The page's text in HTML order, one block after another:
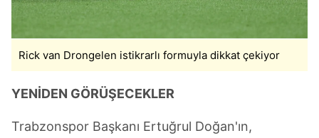
Rick van Drongelen istikrarlı formuyla dikkat çekiyor
YENİDEN GÖRÜŞECEKLER
Trabzonspor Başkanı Ertuğrul Doğan'ın,